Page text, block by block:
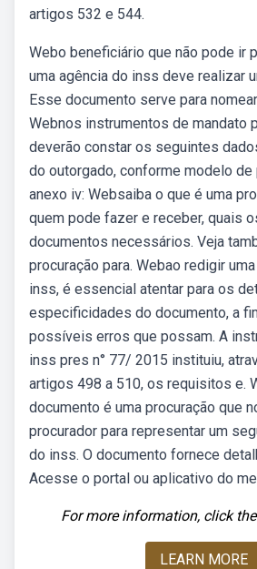
artigos 532 e 544.
Webo beneficiário que não pode ir
uma agência do inss deve realizar
Esse documento serve para
Webnos instrumentos de mandato
deverão constar os seguintes
do outorgado, conforme modelo de
anexo iv: Websaiba o que é uma
quem pode fazer e receber, quais
documentos necessários. Veja
procuração para. Webao redigir
inss, é essencial atentar para os
especificidades do documento, a
possíveis erros que possam. A
inss pres n° 77/ 2015 instituiu,
artigos 498 a 510, os requisitos e.
documento é uma procuração que
procurador para representar um
do inss. O documento fornece
Acesse o portal ou aplicativo do
For more information, click
LEARN MORE